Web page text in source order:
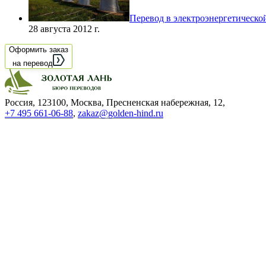
Перевод в
28 августа 2012 г.
Оформить заказ
на перевод
Россия, 123100, Москва, Пресненская набережная, 12,
+7 495 661-06-88, zakaz@golden-hind.ru